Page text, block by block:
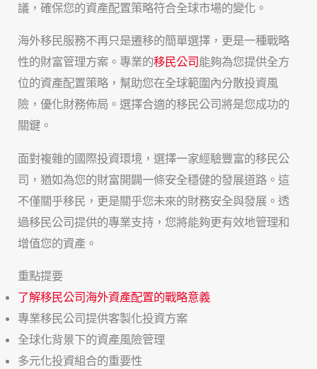
議，確保您的資產配置策略符合全球市場的變化。
海外移民服務不再只是遷移的簡單選擇，更是一種戰略
性的財富管理方案。專業的移民公司能夠為您提供全方
位的資產配置策略，幫助您在全球範圍內分散投資風
險，優化財務佈局。選擇合適的移民公司將是您成功的
關鍵。
面對複雜的國際投資環境，選擇一家經驗豐富的移民公
司，猶如為您的財富開闢一條安全穩健的發展道路。這
不僅關乎移民，更是關乎您未來的財務安全與發展。透
過移民公司提供的專業支持，您將能夠更有效地管理和
增值您的資產。
重點提要
了解移民公司海外資產配置的戰略意義
專業移民公司提供客製化投資方案
全球化背景下的資產風險管理
多元化投資組合的重要性